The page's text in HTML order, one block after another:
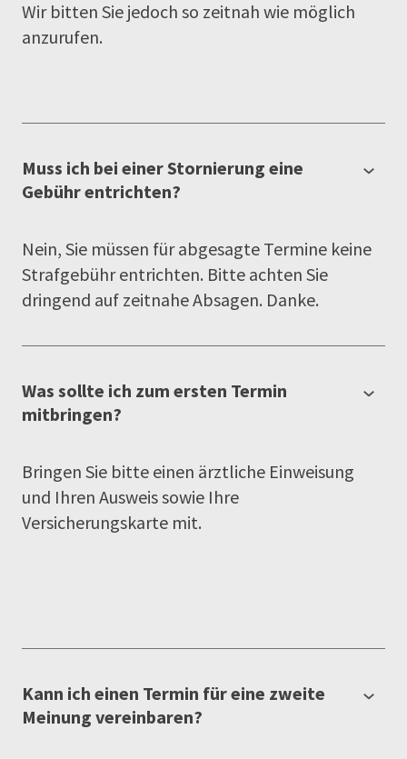
Wir bitten Sie jedoch so zeitnah wie möglich
anzurufen.
Muss ich bei einer Stornierung eine
Gebühr entrichten?
Nein, Sie müssen für abgesagte Termine keine
Strafgebühr entrichten. Bitte achten Sie
dringend auf zeitnahe Absagen. Danke.
Was sollte ich zum ersten Termin
mitbringen?
Bringen Sie bitte einen ärztliche Einweisung
und Ihren Ausweis sowie Ihre
Versicherungskarte mit.
Kann ich einen Termin für eine zweite
Meinung vereinbaren?